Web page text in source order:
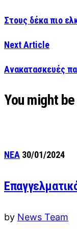
Στους δέκα πιο
Next Article
Ανακατασκευές
You might
ΝΕΑ 30/01/2024
by News Team